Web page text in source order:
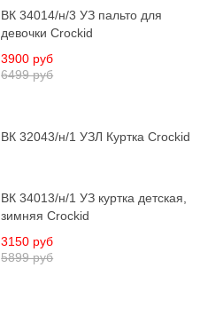
ВК 34014/н/3 УЗ пальто для
девочки Crockid
6499 руб
3900 руб
ВК 32043/н/1 УЗЛ Куртка Crockid
ВК 34013/н/1 УЗ куртка детская,
зимняя Crockid
5899 руб
3150 руб